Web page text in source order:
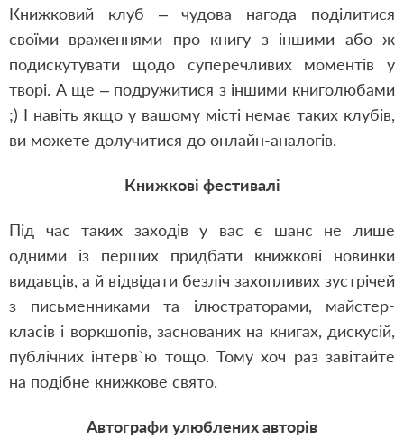
Книжковий клуб – чудова нагода поділитися
своїми враженнями про книгу з іншими або ж
подискутувати щодо суперечливих моментів у
творі. А ще – подружитися з іншими книголюбами
;) І навіть якщо у вашому місті немає таких клубів,
ви можете долучитися до онлайн-аналогів.
Книжкові фестивалі
Під час таких заходів у вас є шанс не лише
одними із перших придбати книжкові новинки
видавців, а й відвідати безліч захопливих зустрічей
з письменниками та ілюстраторами, майстер-
класів і воркшопів, заснованих на книгах, дискусій,
публічних інтерв`ю тощо. Тому хоч раз завітайте
на подібне книжкове свято.
Автографи улюблених авторів